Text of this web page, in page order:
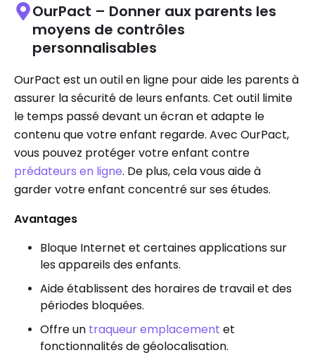
OurPact – Donner aux parents les
moyens de contrôles
personnalisables
OurPact est un outil en ligne pour aide les parents à
assurer la sécurité de leurs enfants. Cet outil limite
le temps passé devant un écran et adapte le
contenu que votre enfant regarde. Avec OurPact,
vous pouvez protéger votre enfant contre
prédateurs en ligne. De plus, cela vous aide à
garder votre enfant concentré sur ses études.
Avantages
Bloque Internet et certaines applications sur
les appareils des enfants.
Aide établissent des horaires de travail et des
périodes bloquées.
Offre un traqueur emplacement et
fonctionnalités de géolocalisation.